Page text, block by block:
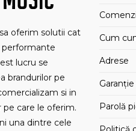
oferim solutii cat
performante
lucru se
brandurilor pe
si in
pe care le oferim.
una dintre cele
Comenzi
Cum
Adrese
Parolă